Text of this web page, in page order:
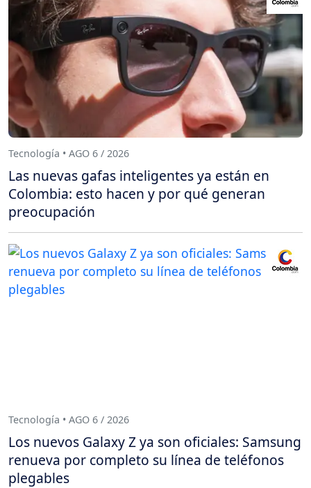
Tecnología • AGO 6 / 2026
Las nuevas gafas inteligentes ya están en
Colombia: esto hacen y por qué generan
preocupación
Tecnología • AGO 6 / 2026
Los nuevos Galaxy Z ya son oficiales: Samsung
renueva por completo su línea de teléfonos
plegables